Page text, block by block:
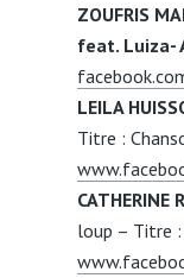
ZOUFRIS
feat. Luiza-
LEILA
Titre :
CATHERINE
loup – Titre